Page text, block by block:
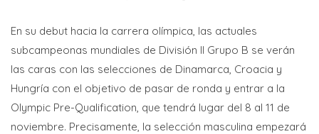
En su debut hacia la carrera olímpica, las actuales
subcampeonas mundiales de División II Grupo B se verán
las caras con las selecciones de Dinamarca, Croacia y
Hungría con el objetivo de pasar de ronda y entrar a la
Olympic Pre-Qualification, que tendrá lugar del 8 al 11 de
noviembre. Precisamente, la selección masculina empezará